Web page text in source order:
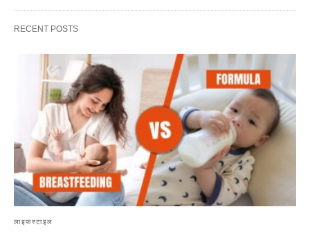
RECENT POSTS
लाइफस्टाइल